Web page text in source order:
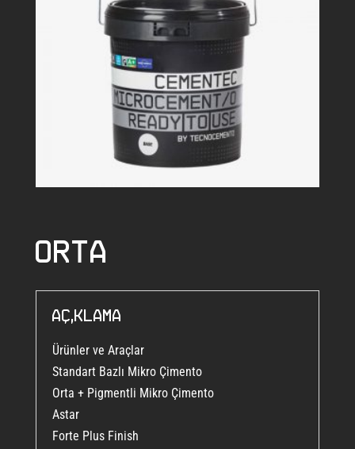
ORTA
Açıklama
Ürünler ve Araçlar
Standart Bazlı Mikro Çimento
Orta + Pigmentli Mikro Çimento
Astar
Forte Plus Finish